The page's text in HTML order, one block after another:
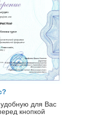
для Вас
кнопкой